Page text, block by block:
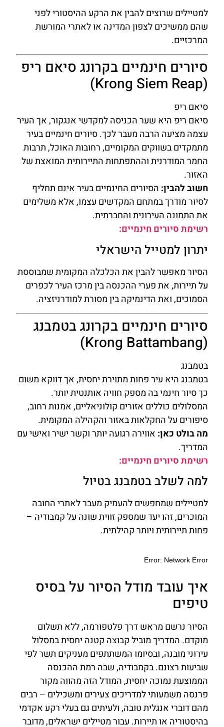
למטיילים שרוצים להבין את הרקע ההיסטורי לפני
שהם ממשיכים לצפון המדינה או לאתרי המורשת
המרכזיים.
סיורים חינמיים בקרונג סיאם ריפ
(Krong Siem Reap)
סיאם ריפ
סיאם ריפ היא שער הכניסה למקדשי אנגקור, אך העיר
עצמה מציעה הרבה מעבר לכך. סיורים חינמיים בעיר
מתמקדים בשווקים המקומיים, רחובות האוכל, תרבות
החמר המודרנית וההתפתחות התיירותית המואצת של
האזור.
חשוב להבין: הסיורים החינמיים בעיר אינם תחליף
לסיור מודרך במתחם המקדשים עצמו, אלא משלימים
את התמונה העירונית והחברתית.
רשימת סיורים חינמיים:
יתרון למטייל הישראלי
הסיור מאפשר להבין את הכלכלה המקומית שמבוססת
על תיירות, את פערי ההכנסה בין מרכז העיר לכפרים
הסמוכים, ואת הדינמיקה בין מסורת למודרניזציה.
סיורים חינמיים בקרונג בטמבנג
(Krong Battambang)
בטמבנג
בטמבנג היא עיר פחות מתוירת יחסית, אך דווקא משום
כך סיור חינמי בה מספק חוויה אותנטית יותר.
המסלולים כוללים אזורים קולוניאליים, אמנות רחוב,
סיפורים על החקלאות באזור והקהילה המקומית.
מה בולט כאן: אווירה רגועה יותר וקשר ישיר ואישי עם
המדריך.
רשימת סיורים חינמיים:
למה לשלב בטמבנג בטיול
למטיילים שמחפשים להעמיק מעבר לאתרי החובה
המוכרים, זהו יעד שמספק זווית שונה על קמבודיה –
פחות תיירותית ויותר קהילתית.
איך עובד מודל הסיור על בסיס
טיפים
הסיור נרשם מראש דרך פלטפורמה, ללא תשלום
מוקדם. המדריך מוביל קבוצה קטנה יחסית במסלול
עירוני מובנה, ובסיומו המשתתפים מעניקים תשר לפי
שביעות רצונם. בקמבודיה, שבה רמת ההכנסה
הממוצעת נמוכה יחסית, המודל הזה מהווה מקור
פרנסה משמעותי למדריכים צעירים ומשכילים – רבים
מהם דוברי אנגלית טובה, ולעיתים גם בעלי רקע אקדמי
בהיסטוריה או תיירות. עבור מטיילים ישראלים, מדובר